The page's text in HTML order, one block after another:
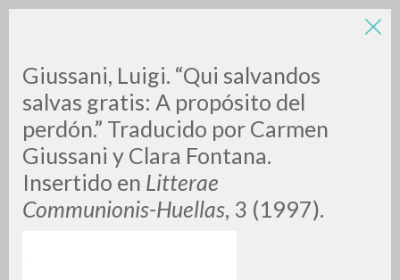
Giussani, Luigi. “Qui salvandos
salvas gratis: A propósito del
perdón.” Traducido por Carmen
Giussani y Clara Fontana.
Insertido en Litterae
Communionis-Huellas, 3 (1997).
LUIGI
GIUSSANI
scritti